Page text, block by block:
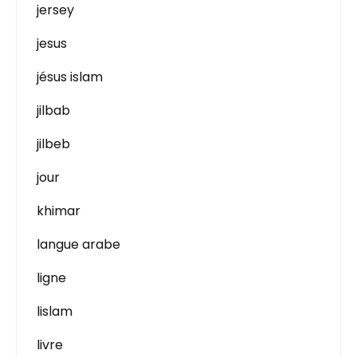
jersey
jesus
jésus islam
jilbab
jilbeb
jour
khimar
langue arabe
ligne
lislam
livre